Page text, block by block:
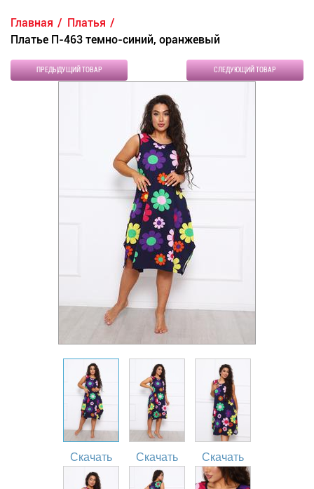
Главная
Платья
Платье П-463 темно-синий, оранжевый
ПРЕДЫДУЩИЙ ТОВАР СЛЕДУЮЩИЙ ТОВАР
Скачать Скачать Скачать